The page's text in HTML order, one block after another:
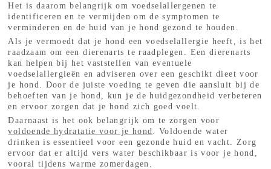
Het is daarom belangrijk om voedselallergenen te
identificeren en te vermijden om de symptomen te
verminderen en de huid van je hond gezond te houden.
Als je vermoedt dat je hond een voedselallergie heeft, is het
raadzaam om een dierenarts te raadplegen. Een dierenarts
kan helpen bij het vaststellen van eventuele
voedselallergieën en adviseren over een geschikt dieet voor
je hond. Door de juiste voeding te geven die aansluit bij de
behoeften van je hond, kun je de huidgezondheid verbeteren
en ervoor zorgen dat je hond zich goed voelt.
Daarnaast is het ook belangrijk om te zorgen voor
voldoende hydratatie voor je hond
. Voldoende water
drinken is essentieel voor een gezonde huid en vacht. Zorg
ervoor dat er altijd vers water beschikbaar is voor je hond,
vooral tijdens warme zomerdagen.